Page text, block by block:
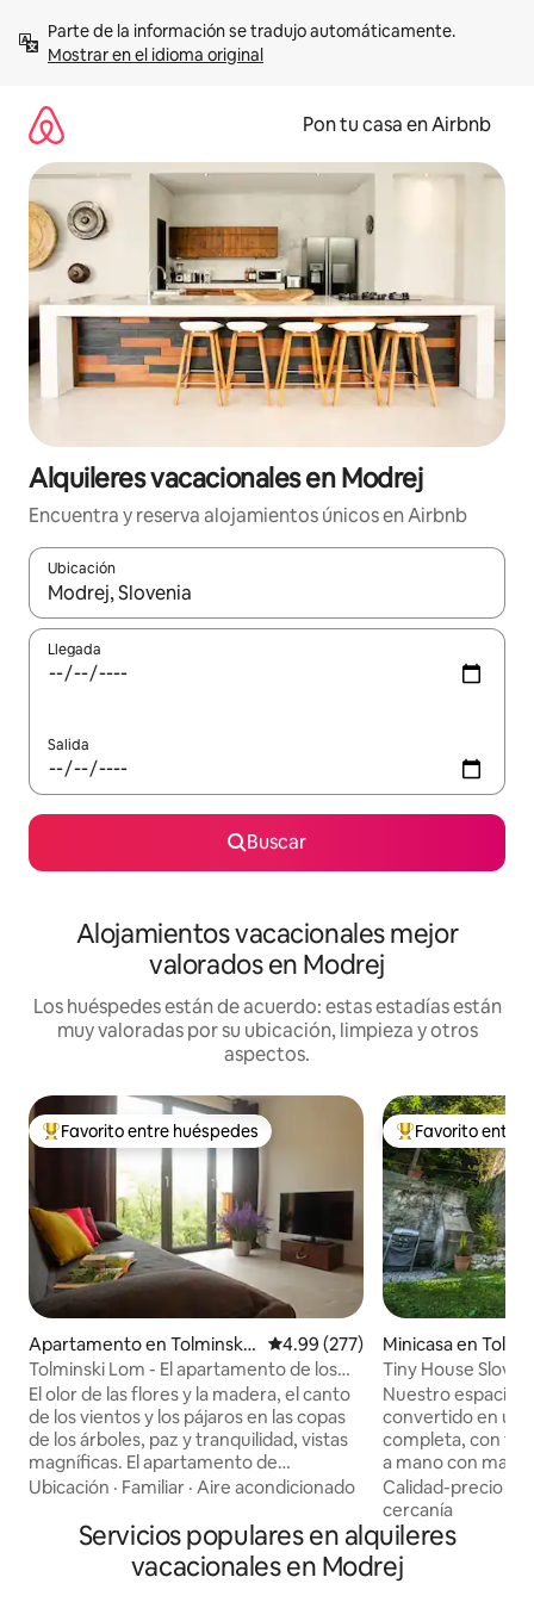
contenidoMostrar en el idioma original
Pon tu casa en Airbnb
Alquileres vacacionales en Modrej
Encuentra y reserva alojamientos únicos en Airbnb
Ubicación
Cuando los resultados estén disponibles, navega con las
Llegada
Salida
Buscar
Alojamientos vacacionales mejor
valorados en Modrej
Los huéspedes están de acuerdo: estas estadías están
muy valoradas por su ubicación, limpieza y otros
aspectos.
Favorito entre huéspedes preferido
Favorito entre huéspedes
Apartamento en Tolminski
Lom
Calificación promedio: 4.99 de
4.99 (277)
Tolminski Lom - El apartamento de los
castaños
El olor de las flores y la madera, el canto
de los vientos y los pájaros en las copas
de los árboles, paz y tranquilidad, vistas
magníficas. El apartamento de
vacaciones LOM es la opción perfecta
descanso relajante o unas vacaciones
activas en uno de los lugares más bellos
del valle del río Soca. TOLMINSKI LOM
Ubicación · Familiar · Aire acondicionado
Favorito entre
Favorito entre
Minicasa en
Tiny House
Nuestro espacio
convertido en
completa, con
a mano con
local. Cuenta con todas las
características
alojamiento:
de 140 x 190 para
con fregadero,
Calidad-precio
cercanía
Servicios populares en alquileres
vacacionales en Modrej